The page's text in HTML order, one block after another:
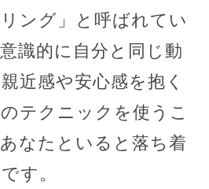
ング」と呼ばれてい
識的に自分と同じ動
近感や安心感を抱く
テクニックを使うこ
なたといると落ち着
す。